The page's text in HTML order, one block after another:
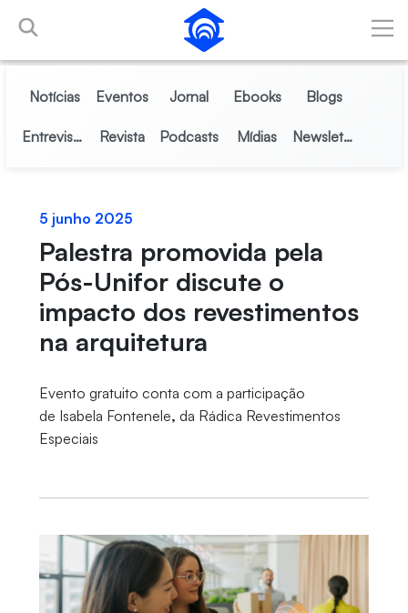
Pular para o Conteúdo principal
Notícias Eventos Jornal Ebooks Blogs
Entrevistas Revista Podcasts Mídias Newsletter
5 junho 2025
Palestra promovida pela
Pós-Unifor discute o
impacto dos revestimentos
na arquitetura
Evento gratuito conta com a participação
de Isabela Fontenele, da Rádica Revestimentos
Especiais